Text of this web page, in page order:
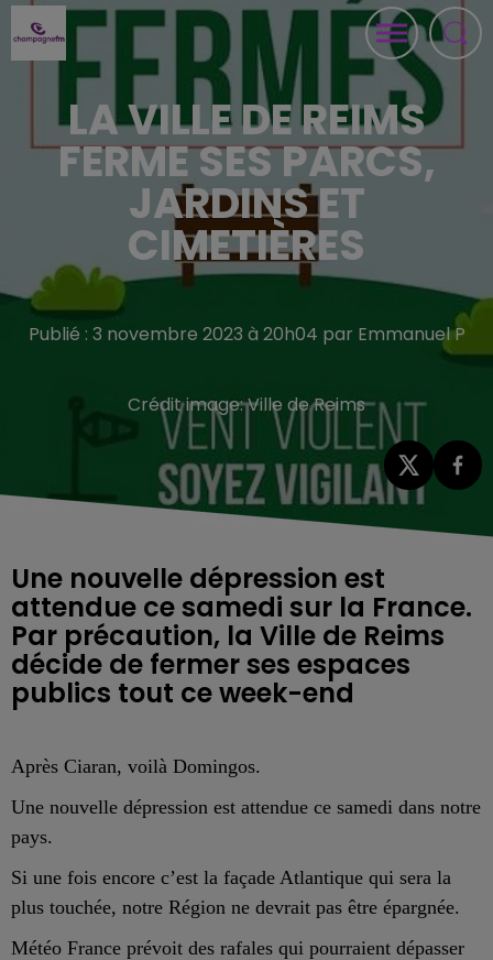
LA VILLE DE REIMS
FERME SES PARCS,
JARDINS ET
CIMETIÈRES
Publié : 3 novembre 2023 à 20h04 par Emmanuel P
Crédit image:Ville de Reims
Une nouvelle dépression est
attendue ce samedi sur la France.
Par précaution, la Ville de Reims
décide de fermer ses espaces
publics tout ce week-end
Après Ciaran, voilà Domingos.
Une nouvelle dépression est attendue ce samedi dans notre
pays.
Si une fois encore c’est la façade Atlantique qui sera la
plus touchée, notre Région ne devrait pas être épargnée.
Météo France prévoit des rafales qui pourraient dépasser